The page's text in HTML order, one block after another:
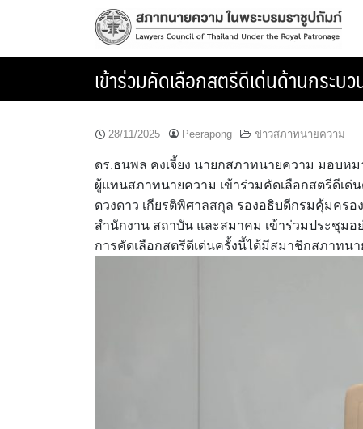
เข้าร่วมคัดเลือกสตรีดีเด่นด้านกระบ
28/11/2025 Peerapong ข่าวสภาทนายความ
ดร.ธนพล คงเจี้ยง นายกสภาทนายความ มอบห
ผู้แทนสภาทนายความ เข้าร่วมคัดเลือกสตรีดีเ
ดวงดาว เกียรติพิศาลสกุล รองอธิบดีกรมคุ้มคร
สำนักงาน สถาบัน และสมาคม เข้าร่วมประชุมอ
การคัดเลือกสตรีดีเด่นครั้งนี้ได้มีสมาชิกสภาทน